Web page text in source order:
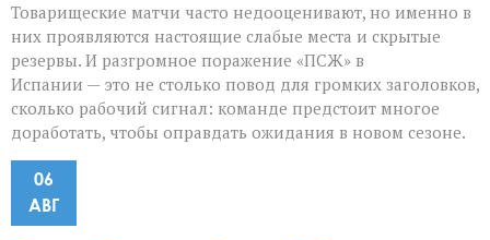
Товарищеские матчи часто недооценивают, но именно в
них проявляются настоящие слабые места и скрытые
резервы. И разгромное поражение «ПСЖ» в
Испании — это не столько повод для громких заголовков,
сколько рабочий сигнал: команде предстоит многое
доработать, чтобы оправдать ожидания в новом сезоне.
06
АВГ